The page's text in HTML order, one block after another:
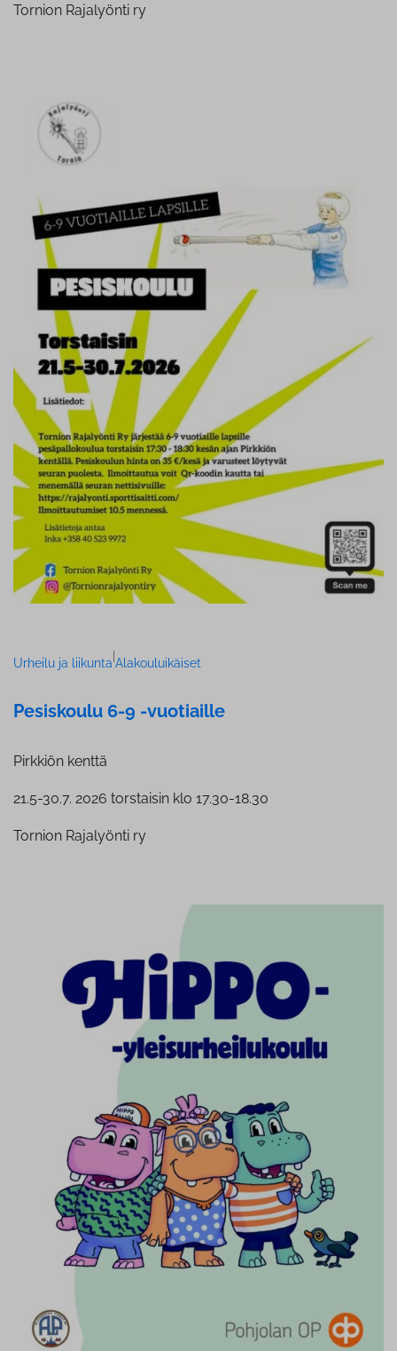
Tornion Rajalyönti ry
Urheilu ja liikunta Alakouluikäiset
Pesiskoulu 6-9 -vuotiaille
Pirkkiön kenttä
21.5-30.7. 2026 torstaisin klo 17.30-18.30
Tornion Rajalyönti ry